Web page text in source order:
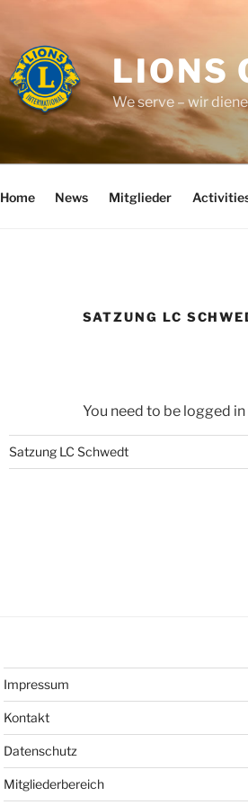
LIONS
We serve – wir
Home News Mitglieder
SATZUNG LC
You need to be logged
Satzung LC Schwedt
Impressum
Kontakt
Datenschutz
Mitgliederbereich